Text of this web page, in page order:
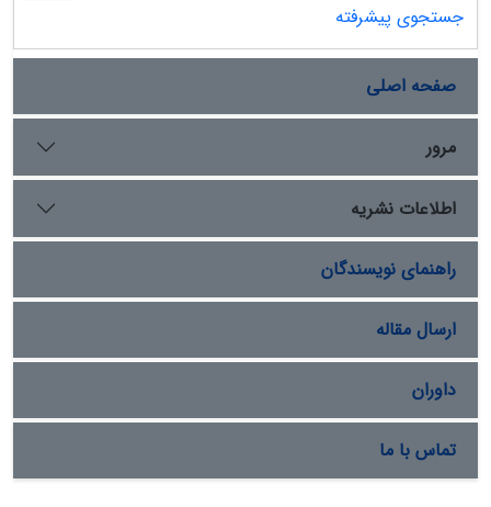
جستجوی پیشرفته
صفحه اصلی
مرور
اطلاعات نشریه
راهنمای نویسندگان
ارسال مقاله
داوران
تماس با ما